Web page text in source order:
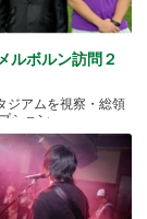
ボルン訪問２
ジアムを視察・総領
ション